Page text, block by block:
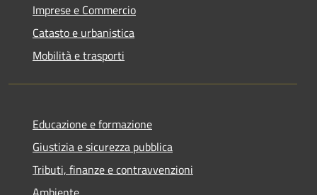
Imprese e Commercio
Catasto e urbanistica
Mobilità e trasporti
Educazione e formazione
Giustizia e sicurezza pubblica
Tributi, finanze e contravvenzioni